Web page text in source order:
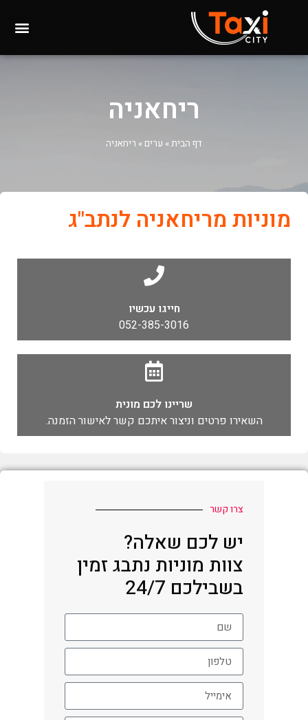
ריחאניה
דף הבית» ערים » ריחאניה
מוניות מריחאניה לנתב"ג
חייגו עכשיו
052-385-3016
שריינו לכם מונית
השאירו פרטים וניצור איתכם קשר לאישור הזמנה.
צרו קשר
יש לכם שאלה?
צוות מוניות נתבג זמין
בשבילכם 24/7